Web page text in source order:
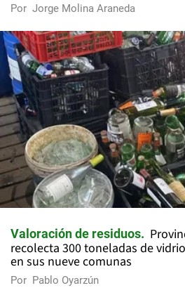
Por Jorge Molina Araneda
Valoración de residuos
recolecta 300 toneladas de
en sus nueve comunas
Por Pablo Oyarzún